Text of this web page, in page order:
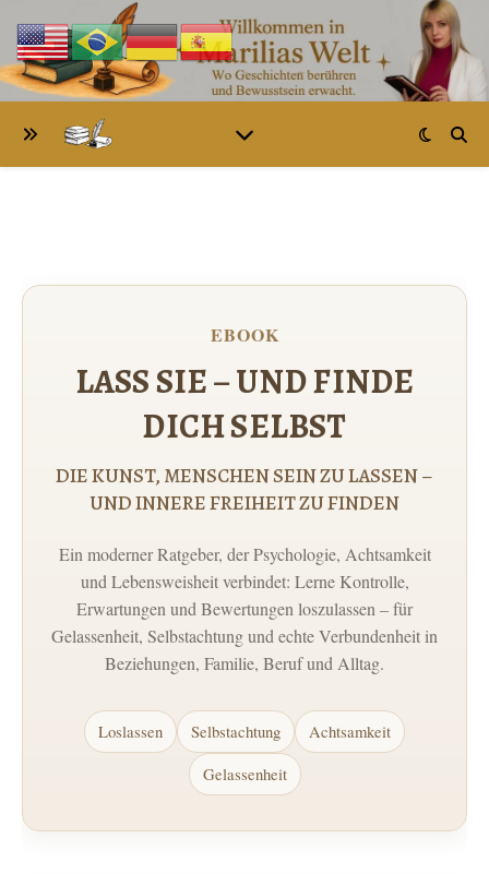
EBOOK
LASS SIE – UND FINDE
DICH SELBST
DIE KUNST, MENSCHEN SEIN ZU LASSEN –
UND INNERE FREIHEIT ZU FINDEN
Ein moderner Ratgeber, der Psychologie, Achtsamkeit
und Lebensweisheit verbindet: Lerne Kontrolle,
Erwartungen und Bewertungen loszulassen – für
Gelassenheit, Selbstachtung und echte Verbundenheit in
Beziehungen, Familie, Beruf und Alltag.
Loslassen Selbstachtung
Achtsamkeit
Gelassenheit